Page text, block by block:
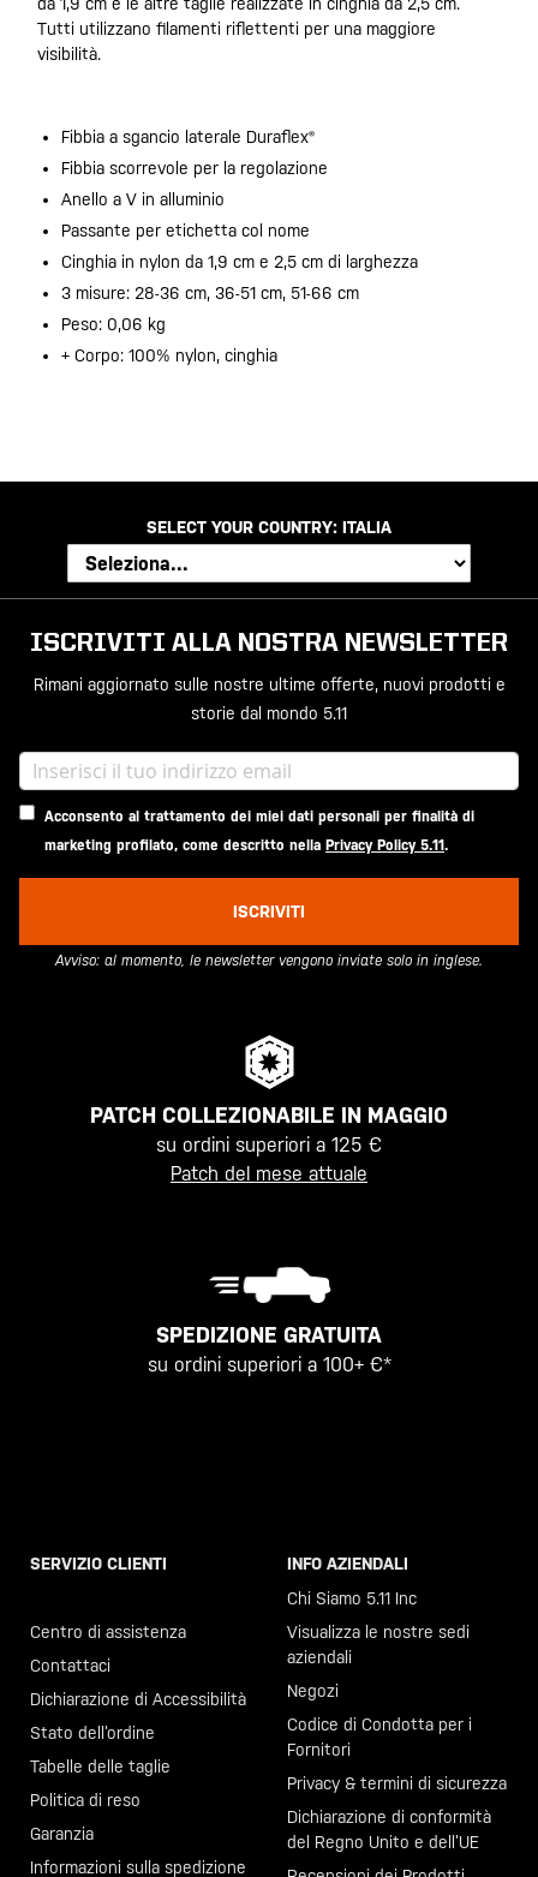
Tutti utilizzano filamenti riflettenti per una maggiore
visibilità.
Fibbia a sgancio laterale Duraflex®
Fibbia scorrevole per la regolazione
Anello a V in alluminio
Passante per etichetta col nome
Cinghia in nylon da 1,9 cm e 2,5 cm di larghezza
3 misure: 28-36 cm, 36-51 cm, 51-66 cm
Peso: 0,06 kg
+ Corpo: 100% nylon, cinghia
SELECT YOUR COUNTRY: ITALIA
ISCRIVITI ALLA NOSTRA NEWSLETTER
Rimani aggiornato sulle nostre ultime offerte, nuovi prodotti e
storie dal mondo 5.11
Acconsento al trattamento dei miei dati personali per finalità di
marketing profilato, come descritto nella Privacy Policy 5.11.
ISCRIVITI
Avviso: al momento, le newsletter vengono inviate solo in inglese.
PATCH COLLEZIONABILE IN MAGGIO
su ordini superiori a 125 €
Patch del mese attuale
SPEDIZIONE GRATUITA
su ordini superiori a 100+ €*
SERVIZIO CLIENTI
Centro di assistenza
Contattaci
Dichiarazione di Accessibilità
Stato dell’ordine
Tabelle delle taglie
Politica di reso
Garanzia
Informazioni sulla spedizione
INFO AZIENDALI
Chi Siamo 5.11 Inc
Visualizza le nostre sedi
aziendali
Negozi
Codice di Condotta per i
Fornitori
Privacy & termini di sicurezza
Dichiarazione di conformità
del Regno Unito e dell’UE